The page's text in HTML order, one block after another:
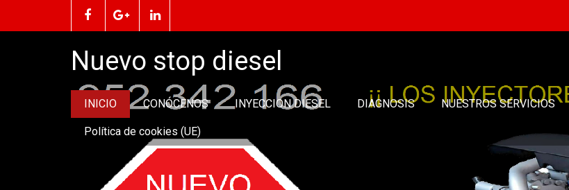
Nuevo stop diesel
INICIO CONÓCENOS INYECCION DIESEL DIAGNOSIS NUESTROS SERVICIOS
Política de cookies (UE)